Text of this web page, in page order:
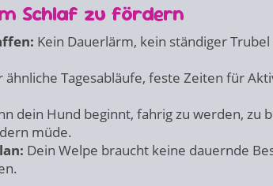
Schlaf zu fördern
Kein Dauerlärm, kein ständiger
ähnliche Tagesabläufe, feste Zeiten für
dein Hund beginnt, fahrig zu werden, zu
müde.
Dein Welpe braucht keine dauernde